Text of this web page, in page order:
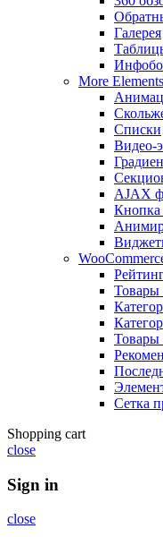
Галерея
More Elements
Списки
Видео-
AJAX
Товары
Товары
Сетка
Shopping cart
close
Sign in
close